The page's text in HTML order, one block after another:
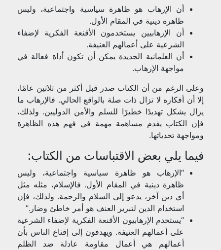
أن الإرهاب هو ظاهرة سياسية واجتماعية، وليس
ظاهرة دينية في المقام الأول.
أن الإرهابيين يستخدمون الأقنعة الفكرية لإضفاء
الشرعية على أعمالهم العنيفة.
أن العلمانية الجديدة يمكن أن تكون أداة فعالة في
مواجهة الإرهاب.
وعلى الرغم من أن الكتاب صدر قبل أكثر من ثلاثين عامًا،
إلا أن أفكاره لا تزال ذات صلة بالواقع الحالي. فالإرهاب ما
يزال يشكل تهديدًا خطيرًا للسلم والأمن الدوليين. ولذلك،
فإن الكتاب يقدم مساهمة مهمة في فهم هذه الظاهرة
ومواجهة تحدياتها.
فيما يلي بعض الاقتباسات من الكتاب:
“الإرهاب هو ظاهرة سياسية واجتماعية، وليس
ظاهرة دينية في المقام الأول. فالإسلام، مثله مثل
أي دين آخر، يدعو إلى السلام والرحمة. ولذلك، فإن
استخدام الدين لتبرير العنف هو أمر خاطئ وضار.”
“يستخدم الإرهابيون الأقنعة الفكرية لإضفاء الشرعية
على أعمالهم العنيفة. ويهدفون إلى إقناع الناس بأن
أعمالهم هي أعمال مقاومة عادلة ضد الظلم